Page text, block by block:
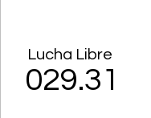
Lucha Libre
029.31